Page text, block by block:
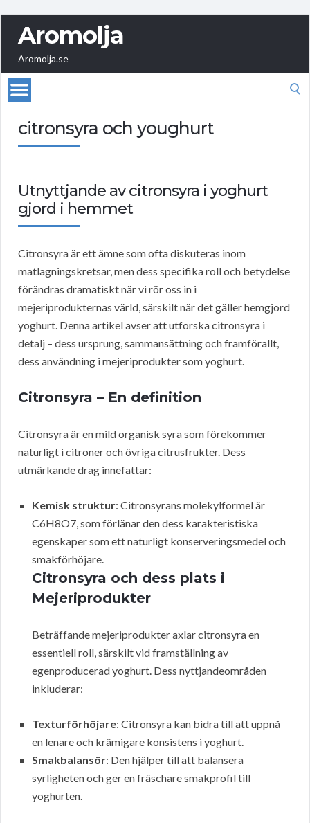
Aromolja
Aromolja.se
citronsyra och youghurt
Utnyttjande av citronsyra i yoghurt
gjord i hemmet
Citronsyra är ett ämne som ofta diskuteras inom
matlagningskretsar, men dess specifika roll och betydelse
förändras dramatiskt när vi rör oss in i
mejeriprodukternas värld, särskilt när det gäller hemgjord
yoghurt. Denna artikel avser att utforska citronsyra i
detalj – dess ursprung, sammansättning och framförallt,
dess användning i mejeriprodukter som yoghurt.
Citronsyra – En definition
Citronsyra är en mild organisk syra som förekommer
naturligt i citroner och övriga citrusfrukter. Dess
utmärkande drag innefattar:
Kemisk struktur: Citronsyrans molekylformel är
C6H8O7, som förlänar den dess karakteristiska
egenskaper som ett naturligt konserveringsmedel och
smakförhöjare.
Citronsyra och dess plats i
Mejeriprodukter
Beträffande mejeriprodukter axlar citronsyra en
essentiell roll, särskilt vid framställning av
egenproducerad yoghurt. Dess nyttjandeområden
inkluderar:
Texturförhöjare: Citronsyra kan bidra till att uppnå
en lenare och krämigare konsistens i yoghurt.
Smakbalansör: Den hjälper till att balansera
syrligheten och ger en fräschare smakprofil till
yoghurten.